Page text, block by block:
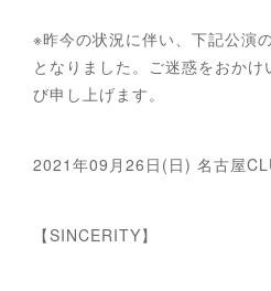
※昨今の状況に伴い、下記公演
となりました。ご迷惑をおか
び申し上げます。
2021年09月26日(日) 名古屋
【SINCERITY】